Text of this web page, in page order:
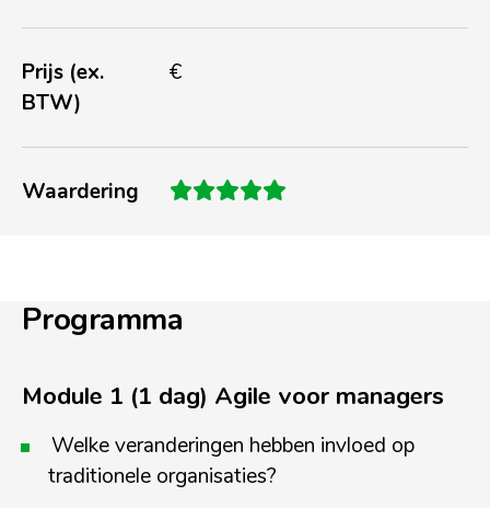
Prijs (ex.
BTW)
€
Waardering
Programma
Module 1 (1 dag) Agile voor managers
Welke veranderingen hebben invloed op
traditionele organisaties?